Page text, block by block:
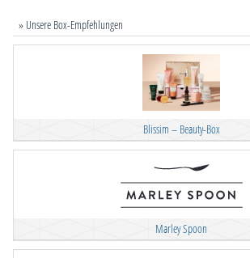
» Unsere Box-Empfehlungen
Blissim – Beauty-Box
Marley Spoon